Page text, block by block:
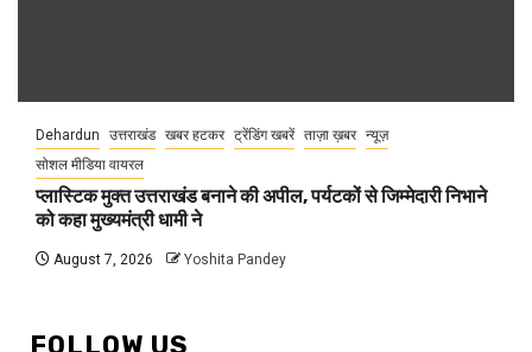
Dehardun उत्तराखंड खबर हटकर ट्रेंडिंग खबरें ताज़ा ख़बर न्यूज़
सोशल मीडिया वायरल
प्लास्टिक मुक्त उत्तराखंड बनाने की अपील, पर्यटकों से जिम्मेदारी निभाने
को कहा मुख्यमंत्री धामी ने
August 7, 2026 Yoshita Pandey